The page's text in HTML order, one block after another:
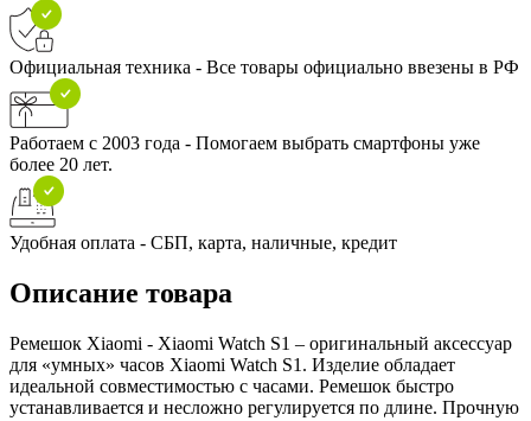
Официальная техника - Все товары официально ввезены в РФ
Работаем с 2003 года - Помогаем выбрать смартфоны уже
более 20 лет.
Удобная оплата - СБП, карта, наличные, кредит
Описание товара
Ремешок Xiaomi - Xiaomi Watch S1 – оригинальный аксессуар
для «умных» часов Xiaomi Watch S1. Изделие обладает
идеальной совместимостью с часами. Ремешок быстро
устанавливается и несложно регулируется по длине. Прочную